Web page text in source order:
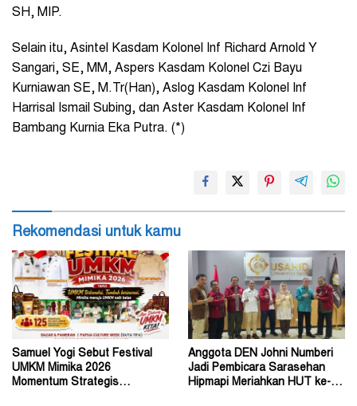
SH, MIP.
Selain itu, Asintel Kasdam Kolonel Inf Richard Arnold Y
Sangari, SE, MM, Aspers Kasdam Kolonel Czi Bayu
Kurniawan SE, M.Tr(Han), Aslog Kasdam Kolonel Inf
Harrisal Ismail Subing, dan Aster Kasdam Kolonel Inf
Bambang Kurnia Eka Putra. (*)
Rekomendasi untuk kamu
Samuel Yogi Sebut Festival
UMKM Mimika 2026
Momentum Strategis
Anggota DEN Johni Numberi
Jadi Pembicara Sarasehan
Hipmapi Meriahkan HUT ke-81